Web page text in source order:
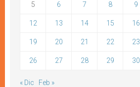
5 6 7 8 9
12 13 14 15 16
19 20 21 22 23
26 27 28 29 30
« Dic Feb »